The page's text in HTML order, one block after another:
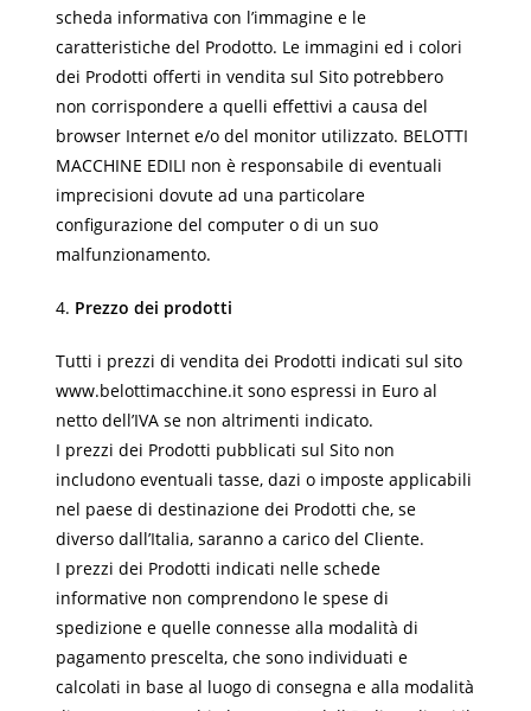
scheda informativa con l’immagine e le
caratteristiche del Prodotto. Le immagini ed i colori
dei Prodotti offerti in vendita sul Sito potrebbero
non corrispondere a quelli effettivi a causa del
browser Internet e/o del monitor utilizzato. BELOTTI
MACCHINE EDILI non è responsabile di eventuali
imprecisioni dovute ad una particolare
configurazione del computer o di un suo
malfunzionamento.
4. Prezzo dei prodotti
Tutti i prezzi di vendita dei Prodotti indicati sul sito
www.belottimacchine.it sono espressi in Euro al
netto dell’IVA se non altrimenti indicato.
I prezzi dei Prodotti pubblicati sul Sito non
includono eventuali tasse, dazi o imposte applicabili
nel paese di destinazione dei Prodotti che, se
diverso dall’Italia, saranno a carico del Cliente.
I prezzi dei Prodotti indicati nelle schede
informative non comprendono le spese di
spedizione e quelle connesse alla modalità di
pagamento prescelta, che sono individuati e
calcolati in base al luogo di consegna e alla modalità